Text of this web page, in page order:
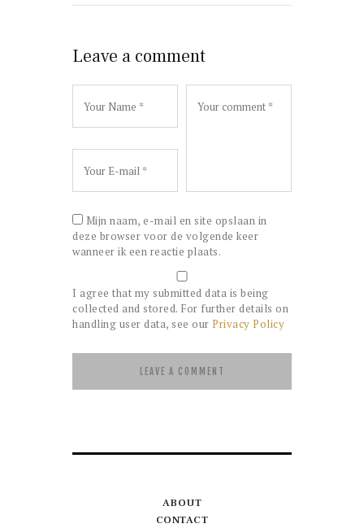
Leave a comment
Mijn naam, e-mail en site opslaan in
deze browser voor de volgende keer
wanneer ik een reactie plaats.
I agree that my submitted data is being
collected and stored. For further details on
handling user data, see our Privacy Policy
ABOUT
CONTACT